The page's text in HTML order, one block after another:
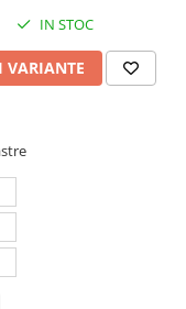
IN STOC
VARIANTE